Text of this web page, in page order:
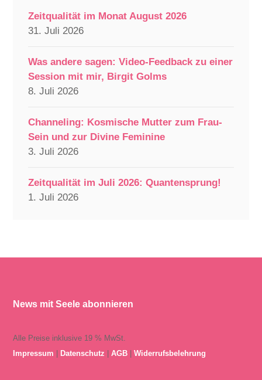
Zeitqualität im Monat August 2026
31. Juli 2026
Was andere sagen: Video-Feedback zu einer
Session mit mir, Birgit Golms
8. Juli 2026
Channeling: Kosmische Mutter zum Frau-
Sein und zur Divine Feminine
3. Juli 2026
Zeitqualität im Juli 2026: Quantensprung!
1. Juli 2026
News mit Seele abonnieren
Alle Preise inklusive 19 % MwSt.
Impressum
Datenschutz |AGB |Widerrufsbelehrung